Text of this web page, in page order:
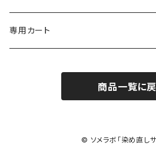
紺染め/Navy
黒染め/Black
その他
濃紺染め/Navy
専用カート
商品一覧に
© ソメラボ「染め直しサ